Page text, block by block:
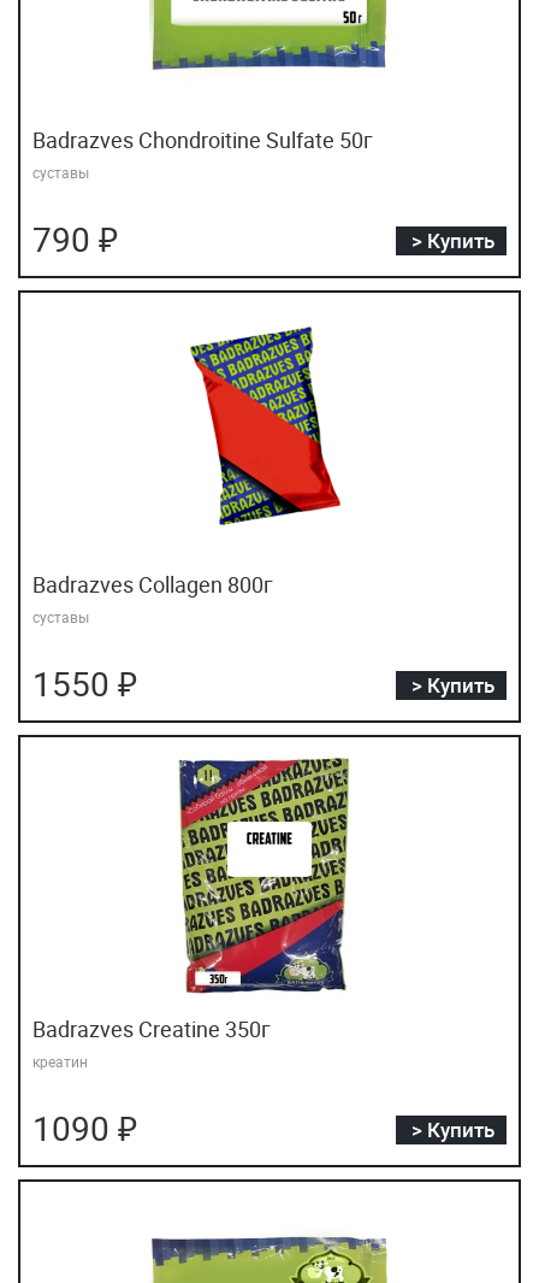
Badrazves Chondroitine Sulfate 50г
суставы
790 ₽ > Купить
Badrazves Collagen 800г
суставы
1550 ₽ > Купить
Badrazves Creatine 350г
креатин
1090 ₽ > Купить